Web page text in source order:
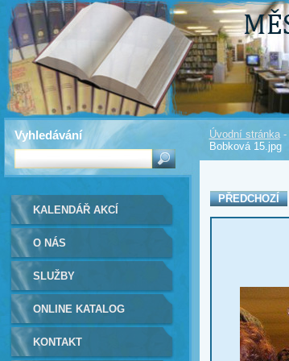
Úvodní stránka -
Bobková 15.jpg
PŘEDCHOZÍ
KALENDÁŘ AKCÍ
O NÁS
SLUŽBY
ONLINE KATALOG
KONTAKT
Vyhledávání